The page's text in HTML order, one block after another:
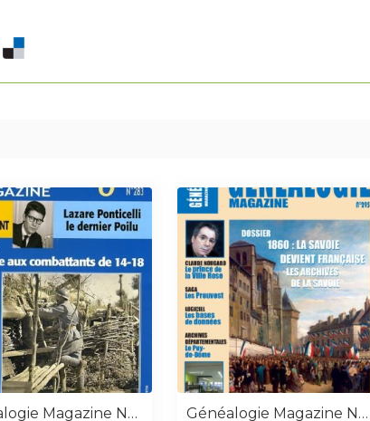
Généalogie Magazine N° 283 Généalogie Magazine N° 295